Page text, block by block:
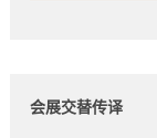
会展交替传译